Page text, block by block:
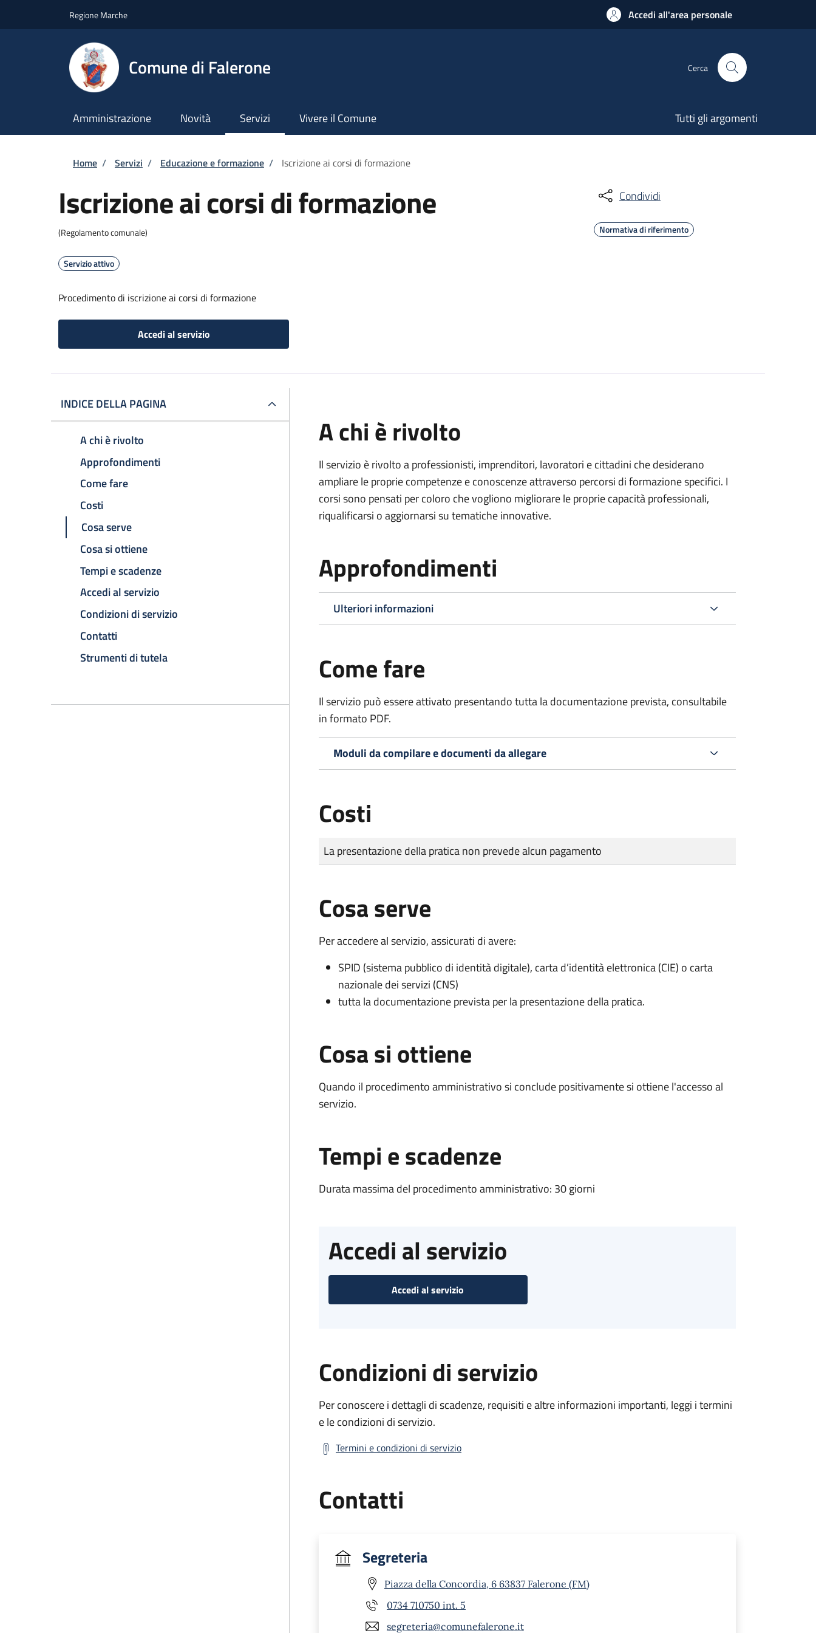
Regione Marche Accedi all'area personale
Comune di Falerone Cerca
Amministrazione Novità Servizi Vivere il Comune Tutti gli argomenti
Briciole di pane
Home / Servizi / Educazione e formazione / Iscrizione ai corsi di formazione
Iscrizione ai corsi di formazione
(Regolamento comunale)
Servizio attivo
Procedimento di iscrizione ai corsi di formazione
Accedi al servizio
Condividi
Normativa di riferimento
INDICE DELLA PAGINA
A chi è rivolto
Approfondimenti
Come fare
Costi
Cosa serve
Cosa si ottiene
Tempi e scadenze
Accedi al servizio
Condizioni di servizio
Contatti
Strumenti di tutela
A chi è rivolto
Il servizio è rivolto a professionisti, imprenditori, lavoratori e cittadini che desiderano
ampliare le proprie competenze e conoscenze attraverso percorsi di formazione specifici. I
corsi sono pensati per coloro che vogliono migliorare le proprie capacità professionali,
riqualificarsi o aggiornarsi su tematiche innovative.
Approfondimenti
Ulteriori informazioni
Come fare
Il servizio può essere attivato presentando tutta la documentazione prevista, consultabile
in formato PDF.
Moduli da compilare e documenti da allegare
Costi
Tipo di pagamento
Importo
La presentazione della pratica non prevede alcun pagamento
Cosa serve
Per accedere al servizio, assicurati di avere:
SPID (sistema pubblico di identità digitale), carta d’identità elettronica (CIE) o carta
nazionale dei servizi (CNS)
tutta la documentazione prevista per la presentazione della pratica.
Cosa si ottiene
Quando il procedimento amministrativo si conclude positivamente si ottiene l'accesso al
servizio.
Tempi e scadenze
Durata massima del procedimento amministrativo: 30 giorni
Accedi al servizio
Accedi al servizio
Condizioni di servizio
Per conoscere i dettagli di scadenze, requisiti e altre informazioni importanti, leggi i termini
e le condizioni di servizio.
Termini e condizioni di servizio
Contatti
Segreteria
Piazza della Concordia, 6 63837 Falerone (FM)
0734 710750 int. 5
segreteria@comunefalerone.it